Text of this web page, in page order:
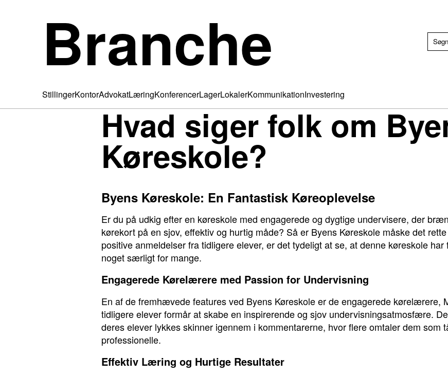
Branche
StillingerKontorAdvokatLæringKonferencerLagerLokalerKommunikationInvestering
Hvad siger folk om
Køreskole?
Byens Køreskole: En Fantastisk Køreoplevelse
Er du på udkig efter en køreskole med engagerede og dygtige undervisere, der
kørekort på en sjov, effektiv og hurtig måde? Så er Byens Køreskole måske det
positive anmeldelser fra tidligere elever, er det tydeligt at se, at denne køreskole
noget særligt for mange.
Engagerede Kørelærere med Passion for Undervisning
En af de fremhævede features ved Byens Køreskole er de engagerede kørelærere,
tidligere elever formår at skabe en inspirerende og sjov undervisningsatmosfære.
deres elever lykkes skinner igennem i kommentarerne, hvor flere omtaler dem som
professionelle.
Effektiv Læring og Hurtige Resultater